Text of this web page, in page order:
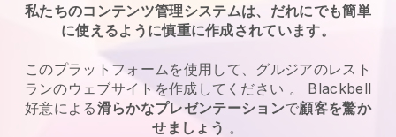
私たちのコンテンツ管理システムは、だれにでも簡単
に使えるように慎重に作成されています。
このプラットフォームを使用して、グルジアのレスト
ランのウェブサイトを作成してください 。 Blackbell
好意による滑らかなプレゼンテーションで顧客を驚か
せましょう 。